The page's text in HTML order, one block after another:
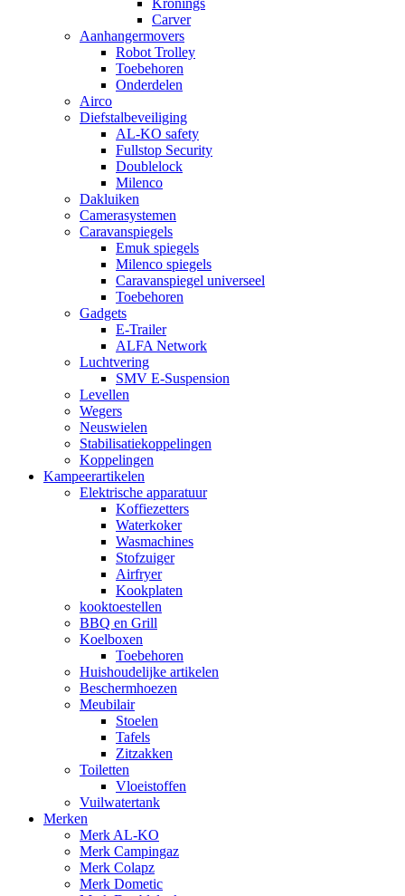
Kronings
Carver
Aanhangermovers
Robot Trolley
Toebehoren
Onderdelen
Airco
Diefstalbeveiliging
AL-KO safety
Fullstop Security
Doublelock
Milenco
Dakluiken
Camerasystemen
Caravanspiegels
Emuk spiegels
Milenco spiegels
Caravanspiegel universeel
Toebehoren
Gadgets
E-Trailer
ALFA Network
Luchtvering
SMV E-Suspension
Levellen
Wegers
Neuswielen
Stabilisatiekoppelingen
Koppelingen
Kampeerartikelen
Elektrische apparatuur
Koffiezetters
Waterkoker
Wasmachines
Stofzuiger
Airfryer
Kookplaten
kooktoestellen
BBQ en Grill
Koelboxen
Toebehoren
Huishoudelijke artikelen
Beschermhoezen
Meubilair
Stoelen
Tafels
Zitzakken
Toiletten
Vloeistoffen
Vuilwatertank
Merken
Merk AL-KO
Merk Campingaz
Merk Colapz
Merk Dometic